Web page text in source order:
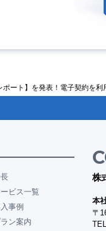
ート】を発表！電子契約を利
ビス一覧
事例
ン案内
株
本
〒
TEL